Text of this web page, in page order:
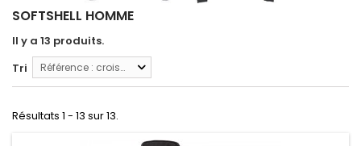
SOFTSHELL HOMME
Il y a 13 produits.
Tri
Référence : croissante
Résultats 1 - 13 sur 13.